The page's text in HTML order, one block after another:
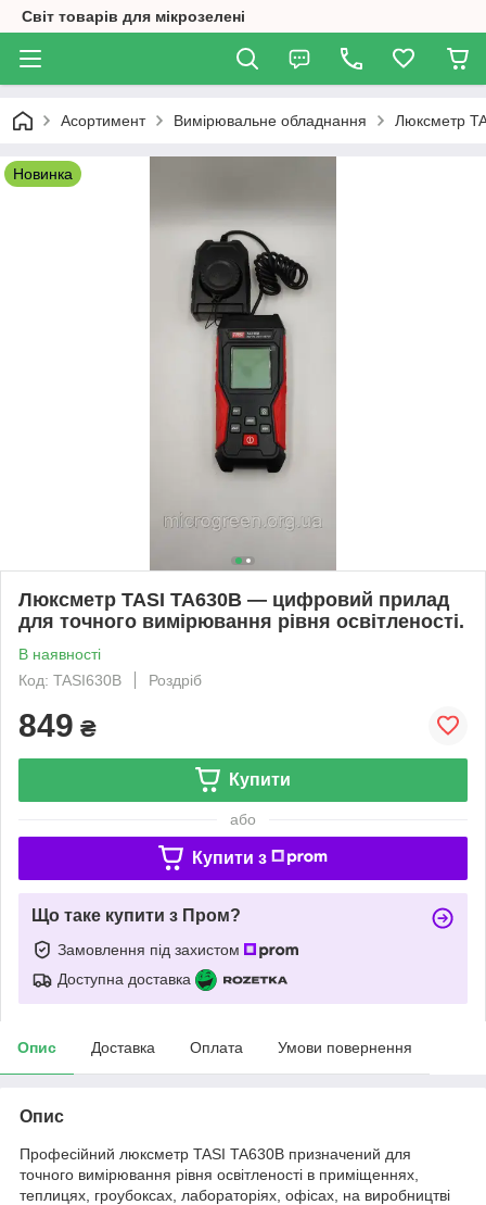
Світ товарів для мікрозелені
Асортимент Вимірювальне обладнання Люксметр
Новинка
Люксметр TASI TA630B — цифровий прилад
для точного вимірювання рівня освітленості.
В наявності
Код: TASI630B
Роздріб
849 ₴
Купити
або
Купити з
Що таке купити з Пром?
Замовлення під захистом
Доступна доставка
Опис Доставка Оплата Умови повернення
Опис
Професійний люксметр TASI TA630B призначений для
точного вимірювання рівня освітленості в приміщеннях,
теплицях, гроубоксах, лабораторіях, офісах, на виробництві